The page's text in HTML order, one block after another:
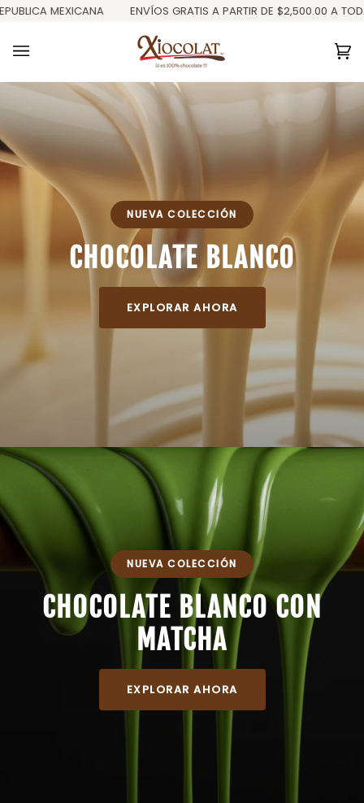
Ir
contenido
MEXICANA ENVÍOS GRATIS A PARTIR DE $2,500.00 A TODA
NUEVA COLECCIÓN
CHOCOLATE BLANCO
EXPLORAR AHORA
NUEVA COLECCIÓN
CHOCOLATE BLANCO CON
MATCHA
EXPLORAR AHORA